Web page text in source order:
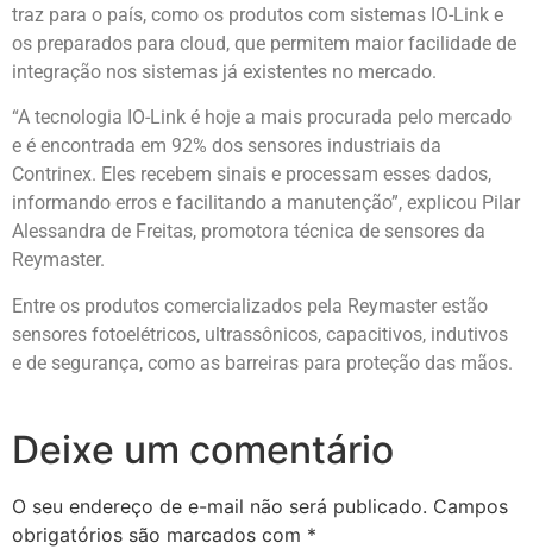
traz para o país, como os produtos com sistemas IO-Link e
os preparados para cloud, que permitem maior facilidade de
integração nos sistemas já existentes no mercado.
“A tecnologia IO-Link é hoje a mais procurada pelo mercado
e é encontrada em 92% dos sensores industriais da
Contrinex. Eles recebem sinais e processam esses dados,
informando erros e facilitando a manutenção”, explicou Pilar
Alessandra de Freitas, promotora técnica de sensores da
Reymaster.
Entre os produtos comercializados pela Reymaster estão
sensores fotoelétricos, ultrassônicos, capacitivos, indutivos
e de segurança, como as barreiras para proteção das mãos.
Deixe um comentário
O seu endereço de e-mail não será publicado. Campos
obrigatórios são marcados com *